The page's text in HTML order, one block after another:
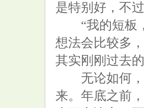
是特别好，不
“我的短板，
想法会比较多
其实刚刚过去
无论如何，
来。年底之前